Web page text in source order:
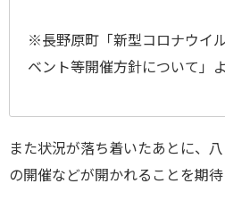
※長野原町「新型コロナウイ
ベント等開催方針について」
また状況が落ち着いたあとに、
の開催などが開かれることを期待